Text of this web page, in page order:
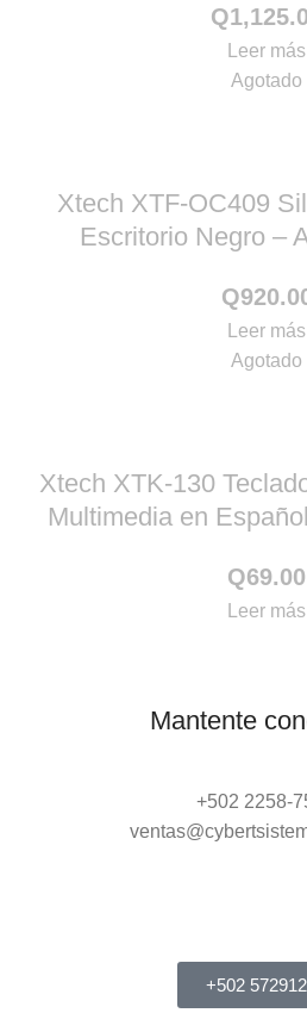
Q
Leer más
Agotado
Xtech XTF-OC409
Escritorio Negro –
Q
Leer más
Agotado
Xtech XTK-130
Multimedia en
Q69.00
Leer más
Mantente
+502 2258-
+502